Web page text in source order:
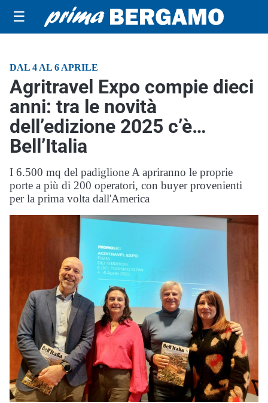
☰
DAL 4 AL 6 APRILE
Agritravel Expo compie dieci
anni: tra le novità
dell’edizione 2025 c’è…
Bell’Italia
I 6.500 mq del padiglione A apriranno le proprie
porte a più di 200 operatori, con buyer provenienti
per la prima volta dall'America